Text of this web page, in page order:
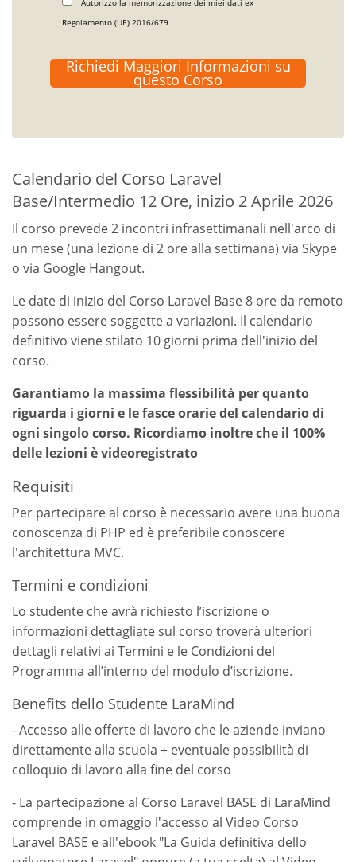
Autorizzo la memorizzazione dei miei dati ex
Regolamento (UE) 2016/679
Richiedi Maggiori Informazioni su
questo Corso
Calendario del Corso Laravel
Base/Intermedio 12 Ore, inizio 2 Aprile 2026
Il corso prevede 2 incontri infrasettimanali nell'arco di
un mese (una lezione di 2 ore alla settimana) via Skype
o via Google Hangout.
Le date di inizio del Corso Laravel Base 8 ore da remoto
possono essere soggette a variazioni. Il calendario
definitivo viene stilato 10 giorni prima dell'inizio del
corso.
Garantiamo la massima flessibilità per quanto
riguarda i giorni e le fasce orarie del calendario di
ogni singolo corso. Ricordiamo inoltre che il 100%
delle lezioni è videoregistrato
Requisiti
Per partecipare al corso è necessario avere una buona
conoscenza di PHP ed è preferibile conoscere
l'architettura MVC.
Termini e condizioni
Lo studente che avrà richiesto l’iscrizione o
informazioni dettagliate sul corso troverà ulteriori
dettagli relativi ai Termini e le Condizioni del
Programma all’interno del modulo d’iscrizione.
Benefits dello Studente LaraMind
- Accesso alle offerte di lavoro che le aziende inviano
direttamente alla scuola + eventuale possibilità di
colloquio di lavoro alla fine del corso
- La partecipazione al Corso Laravel BASE di LaraMind
comprende in omaggio l'accesso al Video Corso
Laravel BASE e all'ebook "La Guida definitiva dello